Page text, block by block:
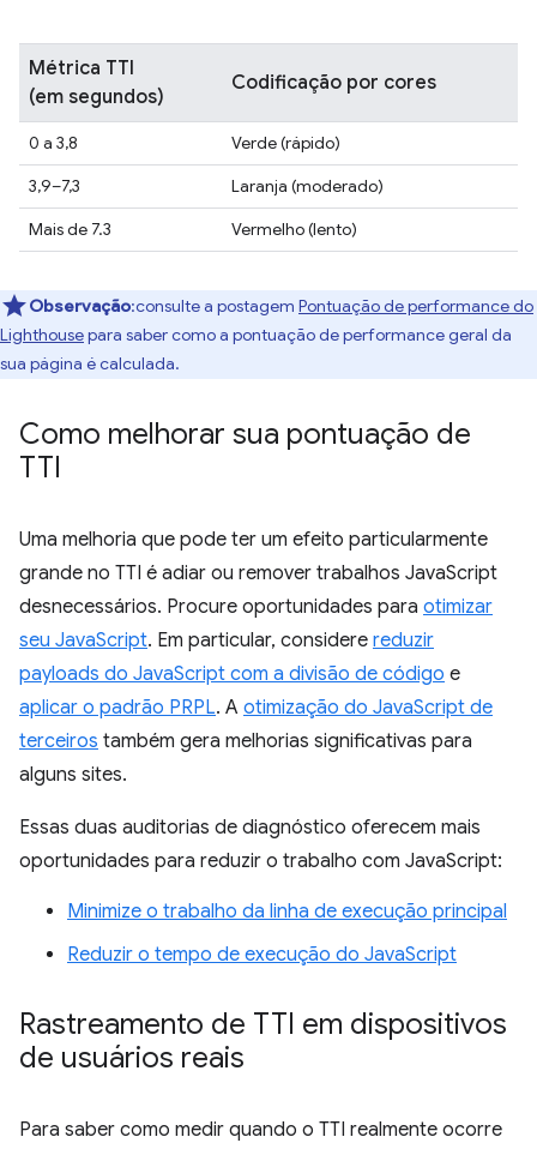
Métrica TTI
(em segundos)
Codificação por cores
0 a 3,8
Verde (rápido)
3,9–7,3
Laranja (moderado)
Mais de 7.3
Vermelho (lento)
Observação:consulte a postagem Pontuação de performance do
Lighthousepara saber como a pontuação de performance geral da
sua página é calculada.
Como melhorar sua pontuação de
TTI
Uma melhoria que pode ter um efeito particularmente
grande no TTI é adiar ou remover trabalhos JavaScript
desnecessários. Procure oportunidades para otimizar
seu JavaScript. Em particular, considere reduzir
payloads do JavaScript com a divisão de código e
aplicar o padrão PRPL. A otimização do JavaScript de
terceiros também gera melhorias significativas para
alguns sites.
Essas duas auditorias de diagnóstico oferecem mais
oportunidades para reduzir o trabalho com JavaScript:
Minimize o trabalho da linha de execução principal
Reduzir o tempo de execução do JavaScript
Rastreamento de TTI em dispositivos
de usuários reais
Para saber como medir quando o TTI realmente ocorre